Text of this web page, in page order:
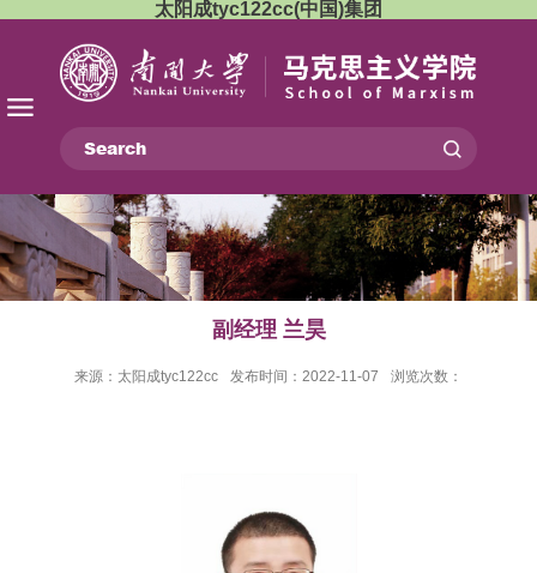
太阳成tyc122cc(中国)集团
副经理 兰昊
来源：太阳成tyc122cc 发布时间：2022-11-07 浏览次数：